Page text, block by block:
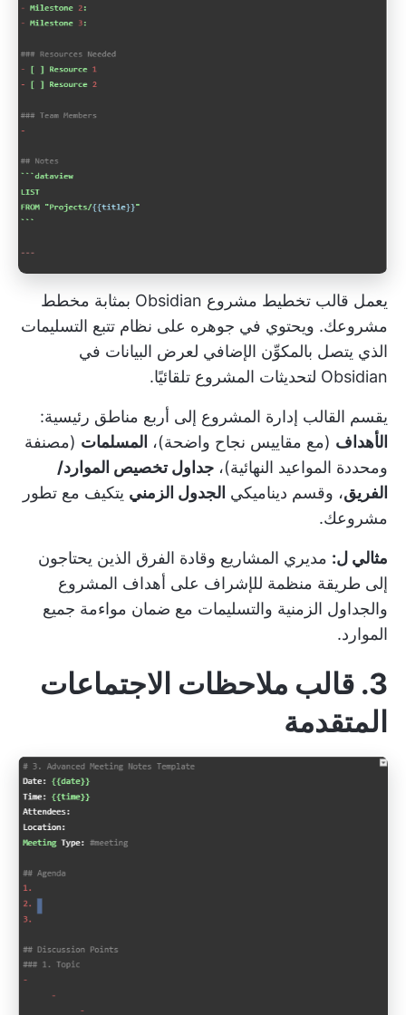
يعمل قالب تخطيط مشروع Obsidian بمثابة مخطط
مشروعك. ويحتوي في جوهره على نظام تتبع التسليمات
الذي يتصل بالمكوِّن الإضافي لعرض البيانات في
Obsidian لتحديثات المشروع تلقائيًا.
يقسم القالب إدارة المشروع إلى أربع مناطق رئيسية:
الأهداف (مع مقاييس نجاح واضحة)، المسلمات (مصنفة
ومحددة المواعيد النهائية)، جداول تخصيص الموارد/
الفريق، وقسم ديناميكي الجدول الزمني يتكيف مع تطور
مشروعك.
مثالي ل: مديري المشاريع وقادة الفرق الذين يحتاجون
إلى طريقة منظمة للإشراف على أهداف المشروع
والجداول الزمنية والتسليمات مع ضمان مواءمة جميع
الموارد.
3. قالب ملاحظات الاجتماعات
المتقدمة